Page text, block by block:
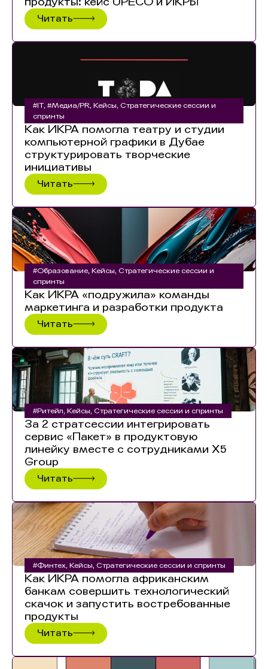
Читать
#IT, #Медиа/PR, Кейсы, Стратегические сессии и
спринты
Как ИКРА помогла театру и студии
компьютерной графики в Дубае
структурировать творческие
инициативы
Читать
#Образование, Кейсы, Стратегические сессии и
спринты
Как ИКРА «подружила» команды
маркетинга и разработки продукта
Читать
#Ритейл, Кейсы, Стратегические сессии и спринты
За 2 стратсессии интегрировать
сервис «Пакет» в продуктовую
линейку вместе с сотрудниками X5
Group
Читать
#Финтех, Кейсы, Стратегические сессии и спринты
Как ИКРА помогла африканским
банкам совершить технологический
скачок и запустить востребованные
продукты
Читать